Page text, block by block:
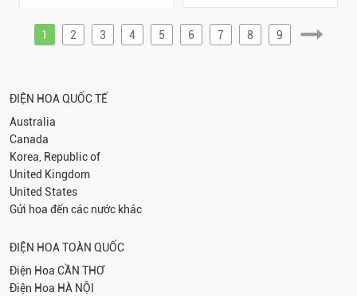
1 2 3 4 5 6 7 8 9
ĐIỆN HOA QUỐC TẾ
Australia
Canada
Korea, Republic of
United Kingdom
United States
Gửi hoa đến các nước khác
ĐIỆN HOA TOÀN QUỐC
Điện Hoa CẦN THƠ
Điện Hoa HÀ NỘI